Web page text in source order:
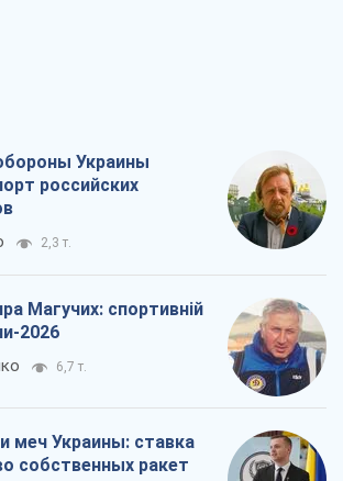
Украины
российских
2,3 т.
Магучих: спортивній
2026
6,7 т.
меч Украины: ставка
собственных ракет